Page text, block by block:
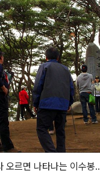
오르면 나타나는 이수봉